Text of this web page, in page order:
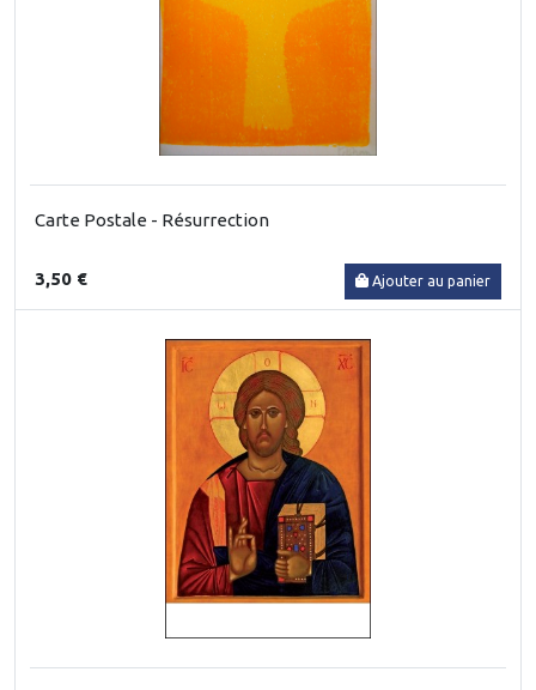
Carte Postale - Résurrection
3,50 € Ajouter au panier